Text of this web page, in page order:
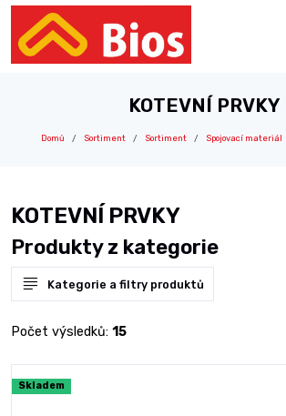
KOTEVNÍ PRVKY
Domů Sortiment Sortiment Spojovací materiál
KOTEVNÍ PRVKY
Produkty z kategorie
Kategorie a filtry produktů
Počet výsledků: 15
Skladem